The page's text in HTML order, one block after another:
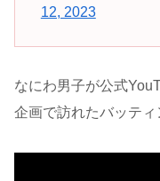
12, 2023
なにわ男子が公式
企画で訪れたバッティ